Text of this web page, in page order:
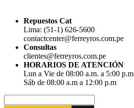
Repuestos Cat
Lima: (51-1) 626-5600
contactcenter@ferreyros.com.pe
Consultas
clientes@ferreyros.com.pe
HORARIOS DE ATENCIÓN
Lun a Vie de 08:00 a.m. a 5:00 p.m
Sáb de 08:00 a.m a 12:00 p.m